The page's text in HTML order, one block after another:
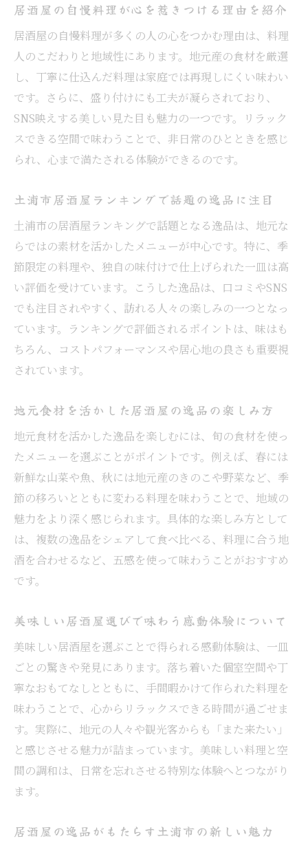
人気の居酒屋で自慢の逸品を楽しむ方法
コスパ重視で選ぶ土浦市の居酒屋ガイド
季節限定メニューが充実の居酒屋体験
旬の味覚が楽しめる居酒屋の季節限定逸品
居酒屋選びで注目したい季節料理のポイン
美味しい季節限定メニューの見つけ方
ランキング上位の居酒屋で楽しむ旬の一皿
地元食材を使った季節逸品の味わい方
個室でゆったり楽しむ土浦市の居酒屋
個室完備の土浦市居酒屋で味わう逸品料理
落ち着いた空間で楽しむ居酒屋自慢の一皿
居酒屋の個室を選ぶメリットと楽しみ方
土浦/居酒屋個室で過ごす充実のひととき
地元食材を活かした逸品料理を求めて
居酒屋で味わう地元食材の逸品料理特集
土浦市の居酒屋で感じる旬の味とこだわり
新鮮食材を使った居酒屋の逸品の魅力
居酒屋ランキングにみる地元食材の評価
美味しい居酒屋を選ぶ地元食材のポイント
居酒屋で味わう美味しい料理と地酒の魅力
土浦市居酒屋でおすすめの地酒ペアリング
美味しい居酒屋料理と地酒の楽しみ方
居酒屋で心安らぐ料理とお酒の組み合わせ
土浦/居酒屋美味しい地酒体験のポイント
地元居酒屋ならではの地酒と逸品の関係
おしゃれ空間で過ごす特別なひととき
土浦/居酒屋おしゃれな雰囲気の楽しみ方
居酒屋の自慢料理が心を惹きつける理由を紹介
居酒屋の自慢料理が多くの人の心をつかむ理由は、料理
人のこだわりと地域性にあります。地元産の食材を厳選
し、丁寧に仕込んだ料理は家庭では再現しにくい味わい
です。さらに、盛り付けにも工夫が凝らされており、
SNS映えする美しい見た目も魅力の一つです。リラック
スできる空間で味わうことで、非日常のひとときを感じ
られ、心まで満たされる体験ができるのです。
土浦市居酒屋ランキングで話題の逸品に注目
土浦市の居酒屋ランキングで話題となる逸品は、地元な
らではの素材を活かしたメニューが中心です。特に、季
節限定の料理や、独自の味付けで仕上げられた一皿は高
い評価を受けています。こうした逸品は、口コミやSNS
でも注目されやすく、訪れる人々の楽しみの一つとなっ
ています。ランキングで評価されるポイントは、味はも
ちろん、コストパフォーマンスや居心地の良さも重要視
されています。
地元食材を活かした居酒屋の逸品の楽しみ方
地元食材を活かした逸品を楽しむには、旬の食材を使っ
たメニューを選ぶことがポイントです。例えば、春には
新鮮な山菜や魚、秋には地元産のきのこや野菜など、季
節の移ろいとともに変わる料理を味わうことで、地域の
魅力をより深く感じられます。具体的な楽しみ方として
は、複数の逸品をシェアして食べ比べる、料理に合う地
酒を合わせるなど、五感を使って味わうことがおすすめ
です。
美味しい居酒屋選びで味わう感動体験について
美味しい居酒屋を選ぶことで得られる感動体験は、一皿
ごとの驚きや発見にあります。落ち着いた個室空間や丁
寧なおもてなしとともに、手間暇かけて作られた料理を
味わうことで、心からリラックスできる時間が過ごせま
す。実際に、地元の人々や観光客からも「また来たい」
と感じさせる魅力が詰まっています。美味しい料理と空
間の調和は、日常を忘れさせる特別な体験へとつながり
ます。
居酒屋の逸品がもたらす土浦市の新しい魅力